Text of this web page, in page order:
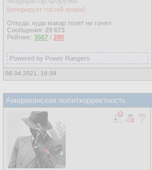
[игнорирует гостей кроме]
Откуда: куда макар телят не гонял
Сообщения: 29 673
Рейтинг: 3567 / 280
Powered by Power Rangers
08.04.2021, 18:39
Американская политкорректность